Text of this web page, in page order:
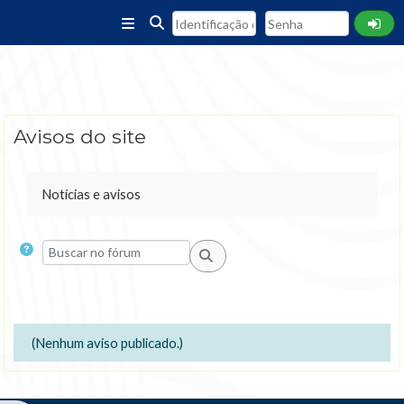
Painel lateral
Alternar entrada de pesquisa
Avisos do site
Notícias e avisos
Buscar no fórum
Buscar no fórum
(Nenhum aviso publicado.)